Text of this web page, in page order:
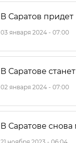
В Саратов
03 января 2024 - 07:00
В Саратове
02 января 2024 - 07:00
В Саратове